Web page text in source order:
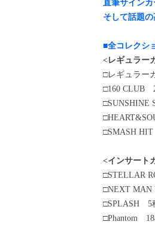
直筆サイン
そして話題
■全コレクシ
<レギュラー
□レギュラー
□160 CLUB
□SMASH
<インサート
□STELLAR
□NEXT
□SPLASH 5
□Phantom